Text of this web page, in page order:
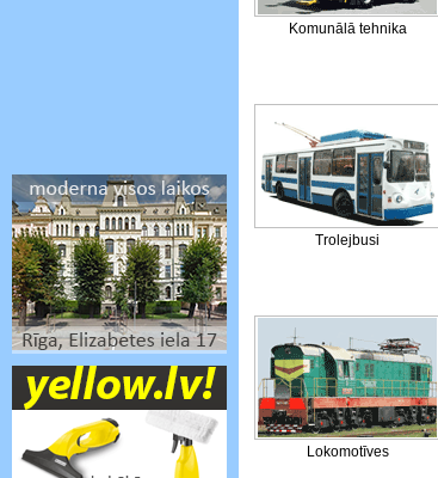
Komunālā tehnika
Trolejbusi
Lokomotīves